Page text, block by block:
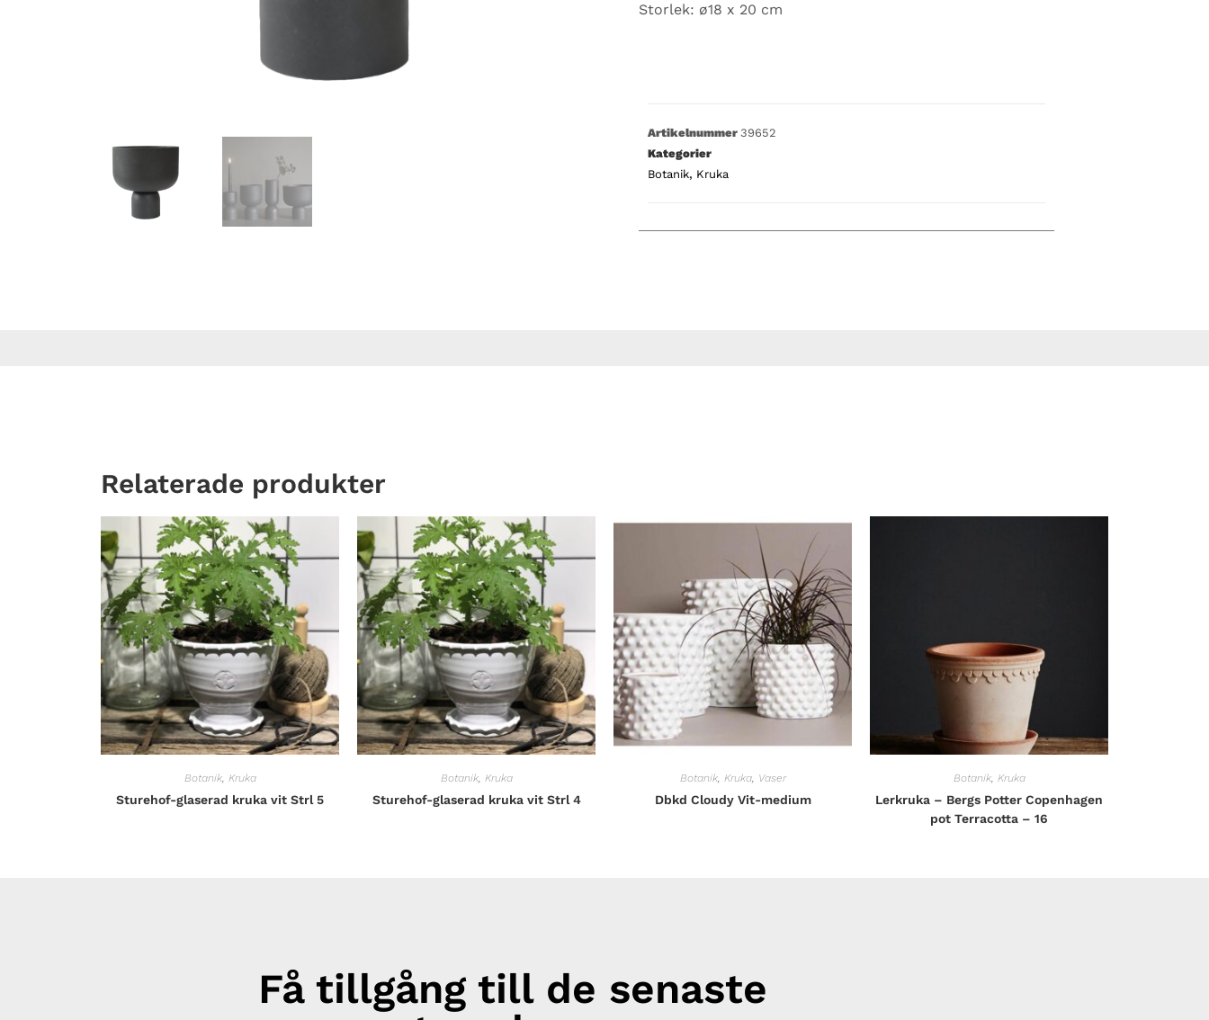
Storlek: ø18 x 20 cm
Artikelnummer 39652
Kategorier
Botanik, Kruka
Relaterade produkter
Botanik, Kruka
Sturehof-glaserad kruka vit Strl 5
Botanik, Kruka
Sturehof-glaserad kruka vit Strl 4
Botanik, Kruka, Vaser
Dbkd Cloudy Vit-medium
Botanik, Kruka
Lerkruka – Bergs Potter Copenhagen
pot Terracotta – 16
Få tillgång till de senaste